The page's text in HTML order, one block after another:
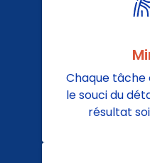
Chaque tâche
le souci du
résultat